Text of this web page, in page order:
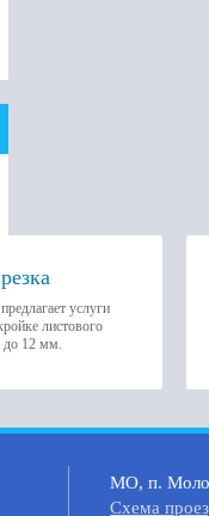
услуги
листового
до 12 мм.
МО, п.
Cхема